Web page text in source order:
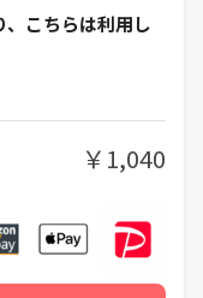
代が対象です。
申し訳ありませんが現在
とをご理解の上でお申し
こちらは利用し
￥1,040